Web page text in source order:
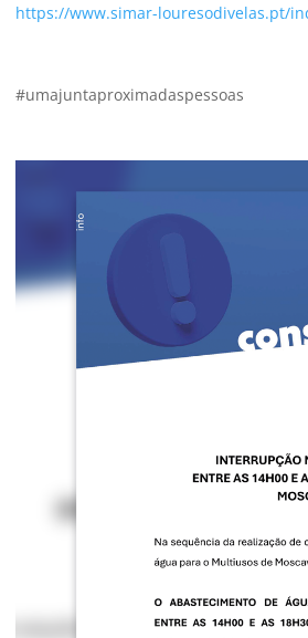
https://www.simar-louresodivelas.pt/
#umajuntaproximadaspessoas